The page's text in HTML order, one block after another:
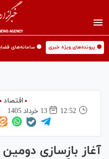
🟡 پرونده‌های ویژه خبری 🟡 سامانه‌های
اقتصاد
12:52
13 خرداد 1405
آغاز بازسازی